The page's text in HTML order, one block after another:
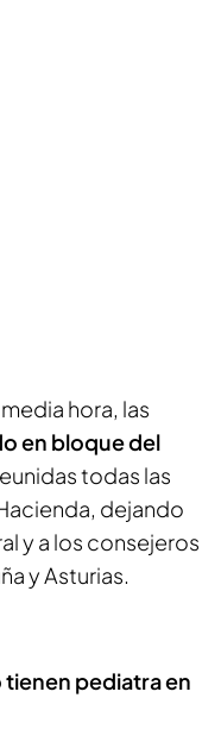
hora, las
en bloque del
todas las
dejando
y a los consejeros
y Asturias.
tienen pediatra en